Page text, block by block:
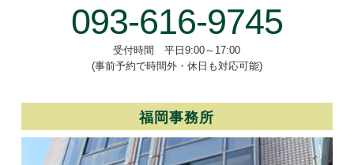
093-616-9745
受付時間 平日9:00～17:00
(事前予約で時間外・休日も対応可能)
福岡事務所